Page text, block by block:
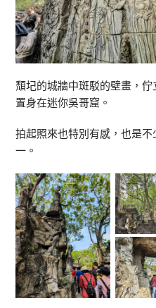
頹圮的城牆中斑駁的壁畫，
置身在迷你吳哥窟。
拍起照來也特別有感，也是
一。